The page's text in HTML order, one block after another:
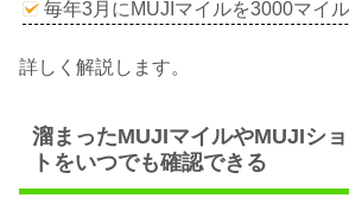
毎年3月にMUJIマイルを3000マイ
詳しく解説します。
溜まったMUJIマイルやMUJIシ
トをいつでも確認できる